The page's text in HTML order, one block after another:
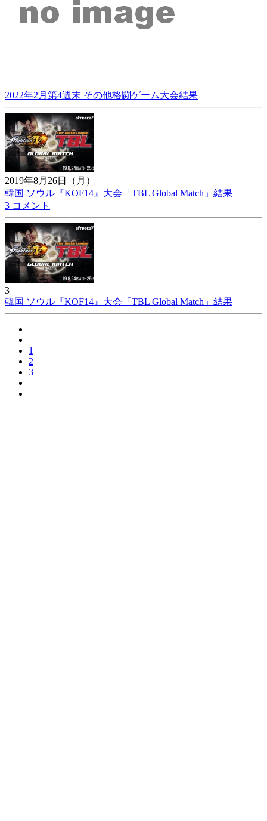
2022年2月第4週末 その他格闘ゲーム大会結果
2019年8月26日（月）
韓国 ソウル『KOF14』大会「TBL Global Match」結果
3 コメント
3
韓国 ソウル『KOF14』大会「TBL Global Match」結果
1
2
3